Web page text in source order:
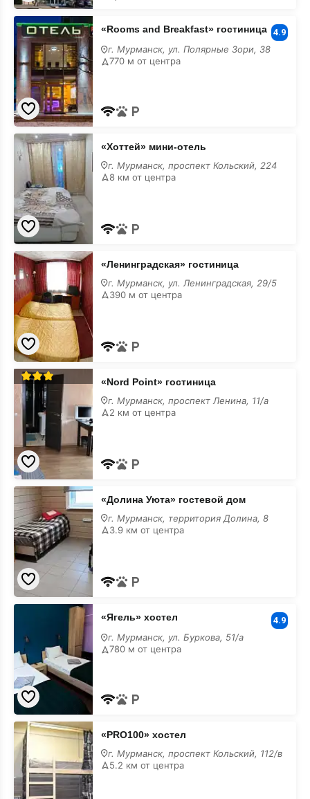
с
животными
«Rooms
and
Breakfast»
гостиница
с
размещением
с
животными
«Rooms and Breakfast» гостиница 4.9
г. Мурманск, ул. Полярные Зори, 38
770 м от центра
«Хоттей»
мини-
отель
размещением
животными
«Хоттей» мини-отель
г. Мурманск, проспект Кольский, 224
8 км от центра
«Ленинградская»
гостиница
с
размещением
с
животными
«Ленинградская» гостиница
г. Мурманск, ул. Ленинградская, 29/5
390 м от центра
«Nord
Point»
гостиница
размещением
животными
«Nord Point» гостиница
г. Мурманск, проспект Ленина, 11/а
2 км от центра
«Долина
Уюта»
гостевой
дом
с
размещением
с
животными
«Долина Уюта» гостевой дом
г. Мурманск, территория Долина, 8
3.9 км от центра
«Ягель»
размещением
с
животными
«Ягель» хостел 4.9
г. Мурманск, ул. Буркова, 51/а
780 м от центра
«PRO100»
хостел
с
размещением
животными
«PRO100» хостел
г. Мурманск, проспект Кольский, 112/в
5.2 км от центра